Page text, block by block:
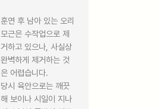
훈연 후 남아 있는 오리
모근은 수작업으로 제
거하고 있으나, 사실상
완벽하게 제거하는 것
은 어렵습니다.
당시 육안으로는 깨끗
해 보이나 시일이 지나